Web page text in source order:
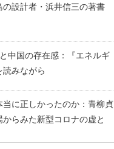
の設計者・浜井信三の著書
中国の存在感：『エネルギ
読みながら
当に正しかったのか：青柳貞
らみた新型コロナの虚と